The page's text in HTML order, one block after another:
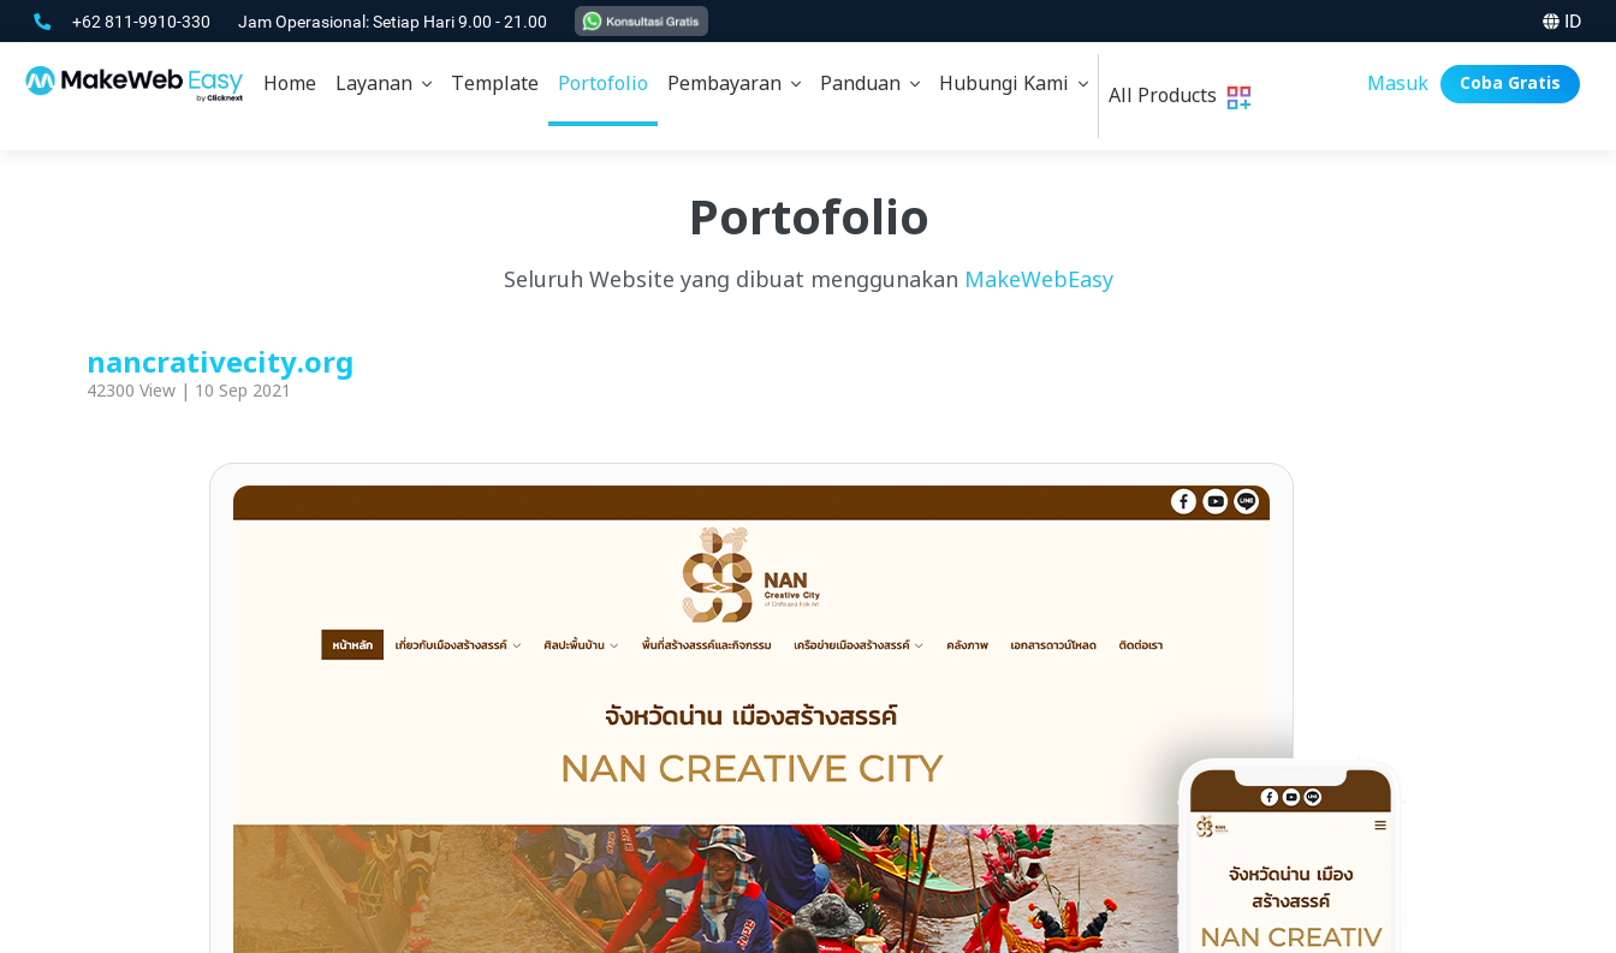
+62 811-9910-330 Jam Operasional: Setiap Hari 9.00 - 21.00 ID
Home Layanan Template Portofolio Pembayaran Panduan Hubungi Kami All Products Masuk Coba Gratis
Portofolio
Seluruh Website yang dibuat menggunakan MakeWebEasy
nancrativecity.org
42300 View | 10 Sep 2021